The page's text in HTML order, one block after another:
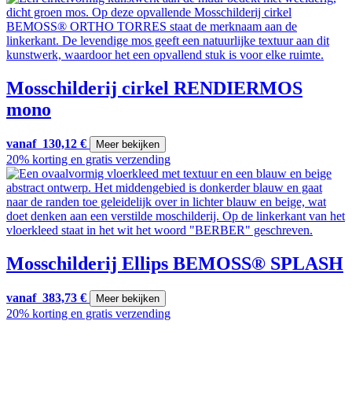
Mosschilderij cirkel RENDIERMOS
mono
vanaf 130,12 € Meer bekijken
20% korting en gratis verzending
Mosschilderij Ellips BEMOSS® SPLASH
vanaf 383,73 € Meer bekijken
20% korting en gratis verzending